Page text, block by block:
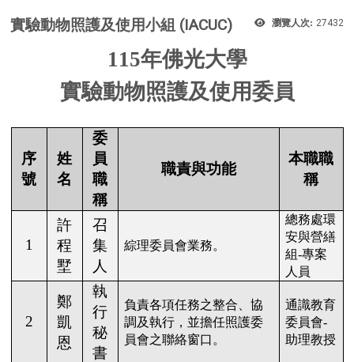
瀏覽人次: 27432
實驗動物照護及使用小組 (IACUC)
115年佛光大學
實驗動物照護及使用委員
序
號
姓
名
委
員
職
稱
職責與功能
本職職
稱
1
許
程
墅
召
集
人
綜理委員會業務。
總務處環
安與營繕
組-專案
人員
2
鄭
凱
恩
執
行
秘
書
負責各項任務之整合、協
調及執行，並擔任照護委
員會之聯絡窗口。
通識教育
委員會-
助理教授